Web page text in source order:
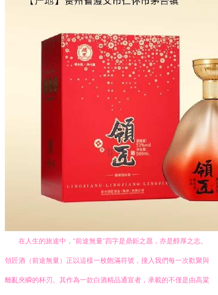
在人生的旅途中，“前途無量”四字是鼎鉅之愿，亦是醇厚之志。
領匠酒（前途無量）正以這樣一枚飽滿符號，撞入我們每一次歡聚與
離亂夾瞬的杯刃。其作為一款白酒精品通宣者，承載的不僅是由高粱